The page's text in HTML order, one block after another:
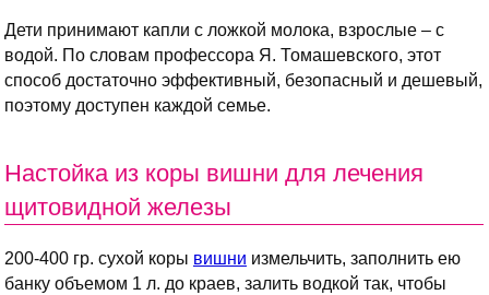
Дети принимают капли с ложкой молока, взрослые – с
водой. По словам профессора Я. Томашевского, этот
способ достаточно эффективный, безопасный и дешевый,
поэтому доступен каждой семье.
Настойка из коры вишни для лечения
щитовидной железы
200-400 гр. сухой коры вишни измельчить, заполнить ею
банку объемом 1 л. до краев, залить водкой так, чтобы